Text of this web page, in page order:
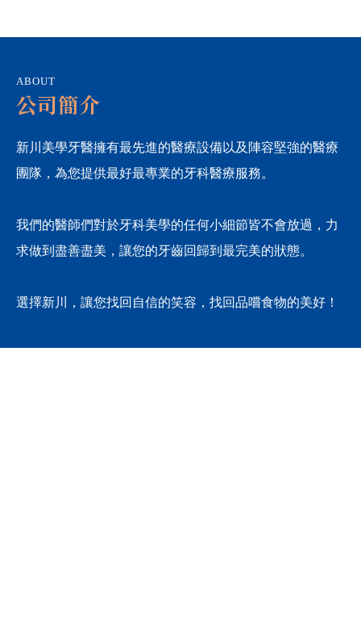
ABOUT
公司簡介
新川美學牙醫擁有最先進的醫療設備以及陣容堅強的醫療
團隊，為您提供最好最專業的牙科醫療服務。
我們的醫師們對於牙科美學的任何小細節皆不會放過，力
求做到盡善盡美，讓您的牙齒回歸到最完美的狀態。
選擇新川，讓您找回自信的笑容，找回品嚐食物的美好！